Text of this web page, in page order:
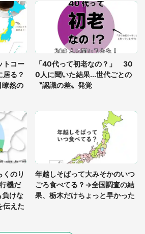
く 「お菓子売り場ならまだしも...」「ハ
」
も四角すぎる猫、激写される 「これもう
ろ」「食パンの耳」と1.4万人困惑
トコー
居る？
然の
「40代って初老なの？」 30
0人に聞いた結果...世代ごとの
〝認識の差〟発覚
くのり
機だ
けな
伝えた
年越しそばって大みそかのいつ
ごろ食べてる？→全国調査の結
果、栃木だけちょっと早かった